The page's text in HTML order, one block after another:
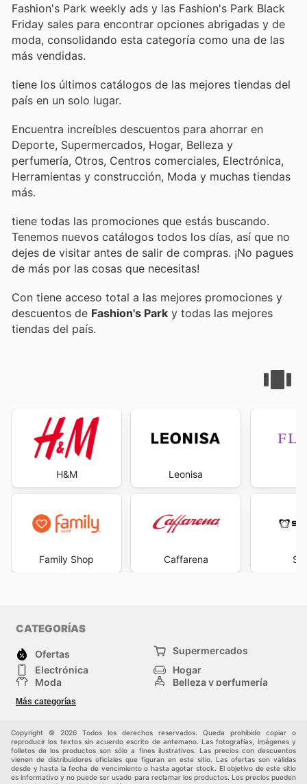
Fashion's Park weekly ads y las Fashion's Park Black
Friday sales para encontrar opciones abrigadas y de
moda, consolidando esta categoría como una de las
más vendidas.
tiene los últimos catálogos de las mejores tiendas del
país en un solo lugar.
Encuentra increíbles descuentos para ahorrar en
Deporte, Supermercados, Hogar, Belleza y
perfumería, Otros, Centros comerciales, Electrónica,
Herramientas y construcción, Moda y muchas tiendas
más.
tiene todas las promociones que estás buscando.
Tenemos nuevos catálogos todos los días, así que no
dejes de visitar antes de salir de compras. ¡No pagues
de más por las cosas que necesitas!
Con tiene acceso total a las mejores promociones y
descuentos de Fashion's Park y todas las mejores
tiendas del país.
H&M
Family Shop
Leonisa
Caffarena
CATEGORÍAS
Ofertas
Supermercados
Electrónica
Hogar
Moda
Belleza y perfumería
Deporte
Más categorías
Copyright © 2026 Todos los derechos reservados. Queda prohibido copiar o
reproducir los textos sin acuerdo escrito de antemano. Las fotografías, imágenes y
folletos de los productos son sólo a fines ilustrativos. Las precios con descuentos
vienen de distribuidores oficiales que figuran en este sitio. Las ofertas son válidas
desde y hasta la fecha de vencimiento o hasta agotar stock. El objetivo de este sitio
es informativo y no puede ser usado para reclamar los productos. Los precios pueden